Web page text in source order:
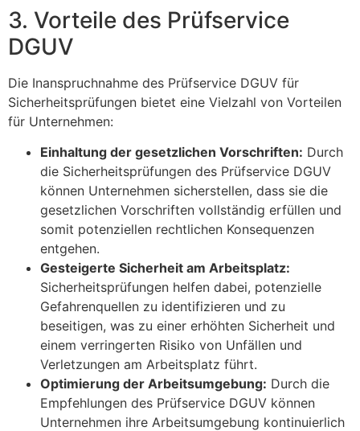
3. Vorteile des Prüfservice
DGUV
Die Inanspruchnahme des Prüfservice DGUV für
Sicherheitsprüfungen bietet eine Vielzahl von Vorteilen
für Unternehmen:
Einhaltung der gesetzlichen Vorschriften: Durch
die Sicherheitsprüfungen des Prüfservice DGUV
können Unternehmen sicherstellen, dass sie die
gesetzlichen Vorschriften vollständig erfüllen und
somit potenziellen rechtlichen Konsequenzen
entgehen.
Gesteigerte Sicherheit am Arbeitsplatz:
Sicherheitsprüfungen helfen dabei, potenzielle
Gefahrenquellen zu identifizieren und zu
beseitigen, was zu einer erhöhten Sicherheit und
einem verringerten Risiko von Unfällen und
Verletzungen am Arbeitsplatz führt.
Optimierung der Arbeitsumgebung: Durch die
Empfehlungen des Prüfservice DGUV können
Unternehmen ihre Arbeitsumgebung kontinuierlich